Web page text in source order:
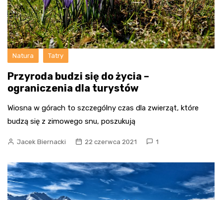
Natura Tatry
Przyroda budzi się do życia –
ograniczenia dla turystów
Wiosna w górach to szczególny czas dla zwierząt, które
budzą się z zimowego snu, poszukują
Jacek Biernacki 22 czerwca 2021 1